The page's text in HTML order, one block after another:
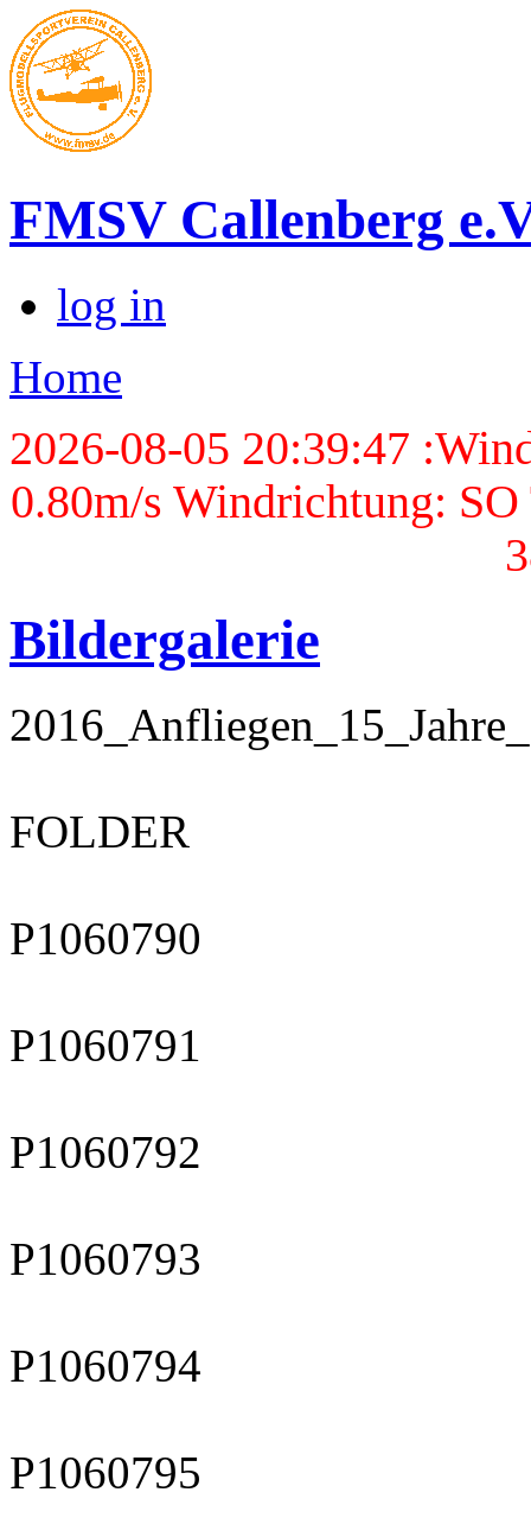
FMSV Callenberg
log in
Home
2026-08-05 20:39:47
0.80m/s Windrichtung:
Bildergalerie
FOLDER
P1060790
P1060791
P1060792
P1060793
P1060794
P1060795